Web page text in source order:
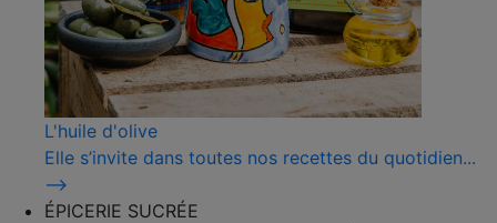
L'huile d'olive
Elle s’invite dans toutes nos recettes du quotidien...
⟶
ÉPICERIE SUCRÉE